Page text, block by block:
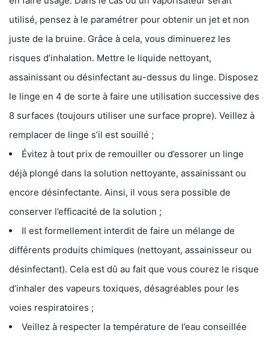
utilisé, pensez à le paramétrer pour obtenir un jet et non
juste de la bruine. Grâce à cela, vous diminuerez les
risques d’inhalation. Mettre le liquide nettoyant,
assainissant ou désinfectant au-dessus du linge. Disposez
le linge en 4 de sorte à faire une utilisation successive des
8 surfaces (toujours utiliser une surface propre). Veillez à
remplacer de linge s’il est souillé ;
Évitez à tout prix de remouiller ou d’essorer un linge
déjà plongé dans la solution nettoyante, assainissant ou
encore désinfectante. Ainsi, il vous sera possible de
conserver l’efficacité de la solution ;
Il est formellement interdit de faire un mélange de
différents produits chimiques (nettoyant, assainisseur ou
désinfectant). Cela est dû au fait que vous courez le risque
d’inhaler des vapeurs toxiques, désagréables pour les
voies respiratoires ;
Veillez à respecter la température de l’eau conseillée